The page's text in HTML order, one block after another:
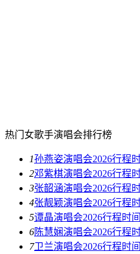
热门女歌手演唱会排行榜
1孙燕姿演唱会2026行程
2邓紫棋演唱会2026行程
3张韶涵演唱会2026行程
4张靓颖演唱会2026行程
5谭晶演唱会2026行程时
6陈慧娴演唱会2026行程
7卫兰演唱会2026行程时